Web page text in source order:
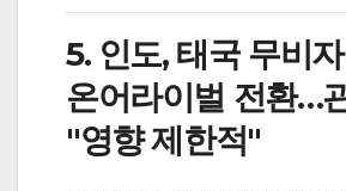
5. 인도, 태국 무비
온어라이벌 전환…
"영향 제한적"